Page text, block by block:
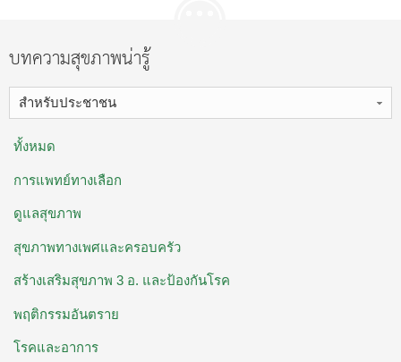
บทความสุขภาพน่ารู้
สำหรับประชาชน
ทั้งหมด
การแพทย์ทางเลือก
ดูแลสุขภาพ
สุขภาพทางเพศและครอบครัว
สร้างเสริมสุขภาพ 3 อ. ​และป้องกันโรค
พฤติกรรมอันตราย
โรคและอาการ